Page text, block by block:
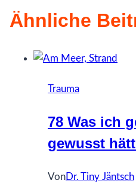
Ähnliche
Trauma
78 Was ich
gewusst
VonDr. Tiny Jäntsch